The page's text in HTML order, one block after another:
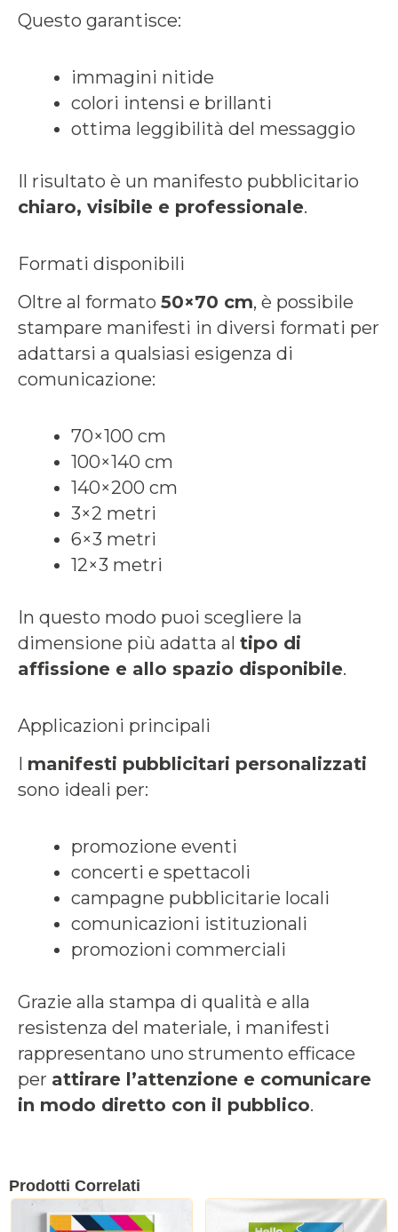
Questo garantisce:
immagini nitide
colori intensi e brillanti
ottima leggibilità del messaggio
Il risultato è un manifesto pubblicitario
chiaro, visibile e professionale.
Formati disponibili
Oltre al formato 50×70 cm, è possibile
stampare manifesti in diversi formati per
adattarsi a qualsiasi esigenza di
comunicazione:
70×100 cm
100×140 cm
140×200 cm
3×2 metri
6×3 metri
12×3 metri
In questo modo puoi scegliere la
dimensione più adatta al tipo di
affissione e allo spazio disponibile.
Applicazioni principali
I manifesti pubblicitari personalizzati
sono ideali per:
promozione eventi
concerti e spettacoli
campagne pubblicitarie locali
comunicazioni istituzionali
promozioni commerciali
Grazie alla stampa di qualità e alla
resistenza del materiale, i manifesti
rappresentano uno strumento efficace
per attirare l’attenzione e comunicare
in modo diretto con il pubblico.
Prodotti Correlati